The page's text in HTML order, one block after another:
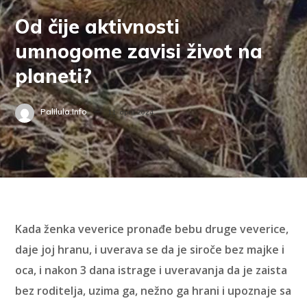
Od čije aktivnosti
umnogome zavisi život na
planeti?
Palilula.info 11. april 2024.
Kada ženka veverice pronađe bebu druge veverice,
daje joj hranu, i uverava se da je siroče bez majke i
oca, i nakon 3 dana istrage i uveravanja da je zaista
bez roditelja, uzima ga, nežno ga hrani i upoznaje sa